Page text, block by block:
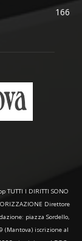
166
TUTTI I DIRITTI SONO
Direttore
piazza Sordello,
(Mantova) iscrizione al